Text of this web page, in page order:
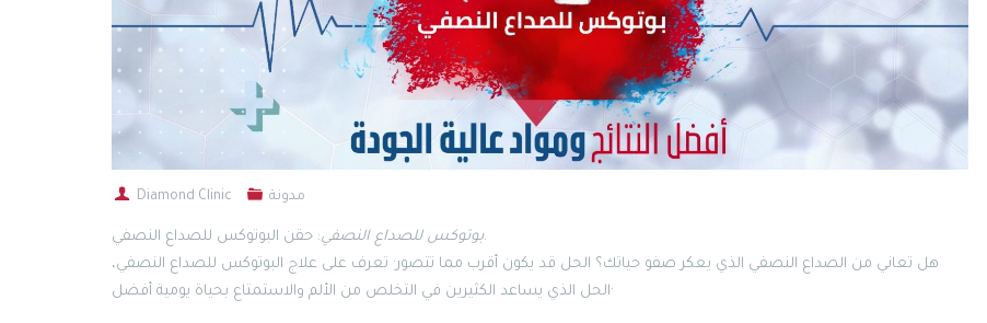
Diamond Clinic مدونة
بوتوكس للصداع النصفي: حقن البوتوكس للصداع النصفي.
هل تعاني من الصداع النصفي الذي يعكر صفو حياتك؟ الحل قد يكون أقرب مما تتصور· تعرف على علاج البوتوكس للصداع النصفي،
الحل الذي يساعد الكثيرين في التخلص من الألم والاستمتاع بحياة يومية أفضل·